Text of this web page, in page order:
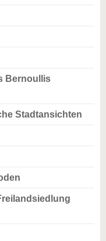
Bernoullis
Stadtansichten